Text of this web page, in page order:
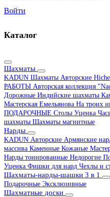
Войти
Каталог
Шахматы
KADUN Шахматы Авторские
РАБОТЫ Авторская коллекция
Дорожные Индийские шахматы
Мастерская Емельянова На троих
ПОДАРОЧНЫЕ Столы Уценка
шахматы Шахматы магнитные
Нарды
KADUN Авторские Армянские
массива Каменные Кожаные
Нарды тонированные Недорогие
Уценка Фишки для нард Чехлы и
Шахматы-нарды-шашки 3 в 1
Подарочные Эксклюзивные
Шахматные доски